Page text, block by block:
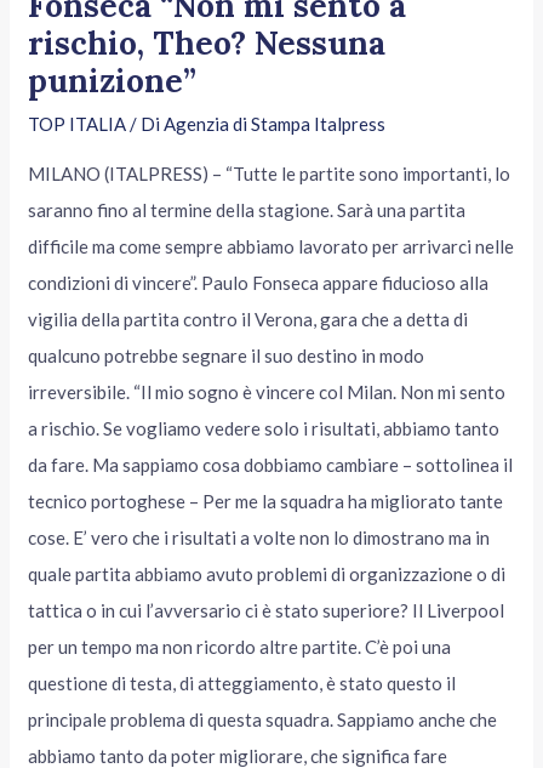
rischio, Theo? Nessuna
punizione”
TOP ITALIA/ DiAgenzia di Stampa Italpress
MILANO (ITALPRESS) – “Tutte le partite sono importanti, lo
saranno fino al termine della stagione. Sarà una partita
difficile ma come sempre abbiamo lavorato per arrivarci nelle
condizioni di vincere”. Paulo Fonseca appare fiducioso alla
vigilia della partita contro il Verona, gara che a detta di
qualcuno potrebbe segnare il suo destino in modo
irreversibile. “Il mio sogno è vincere col Milan. Non mi sento
a rischio. Se vogliamo vedere solo i risultati, abbiamo tanto
da fare. Ma sappiamo cosa dobbiamo cambiare – sottolinea il
tecnico portoghese – Per me la squadra ha migliorato tante
cose. E’ vero che i risultati a volte non lo dimostrano ma in
quale partita abbiamo avuto problemi di organizzazione o di
tattica o in cui l’avversario ci è stato superiore? Il Liverpool
per un tempo ma non ricordo altre partite. C’è poi una
questione di testa, di atteggiamento, è stato questo il
principale problema di questa squadra. Sappiamo anche che
abbiamo tanto da poter migliorare, che significa fare